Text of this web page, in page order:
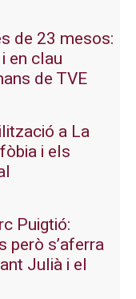
de 23 mesos:
en clau
de TVE
a La
i els
Puigtió:
però s’aferra
Julià i el